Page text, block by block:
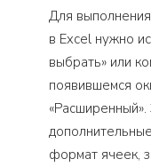
Для
в Excel нужно
выбрать» или
появившемся
формат ячеек,